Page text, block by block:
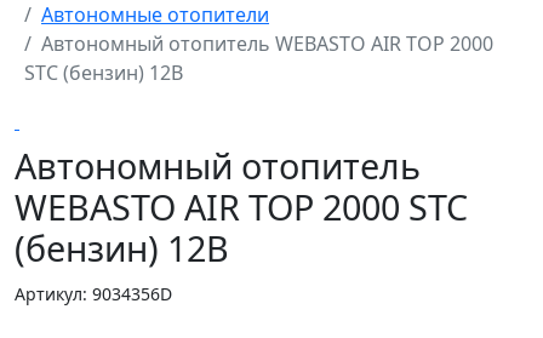
Автономные отопители
Автономный отопитель WEBASTO AIR TOP 2000
STC (бензин) 12В
Автономный отопитель
WEBASTO AIR TOP 2000 STC
(бензин) 12В
Артикул: 9034356D